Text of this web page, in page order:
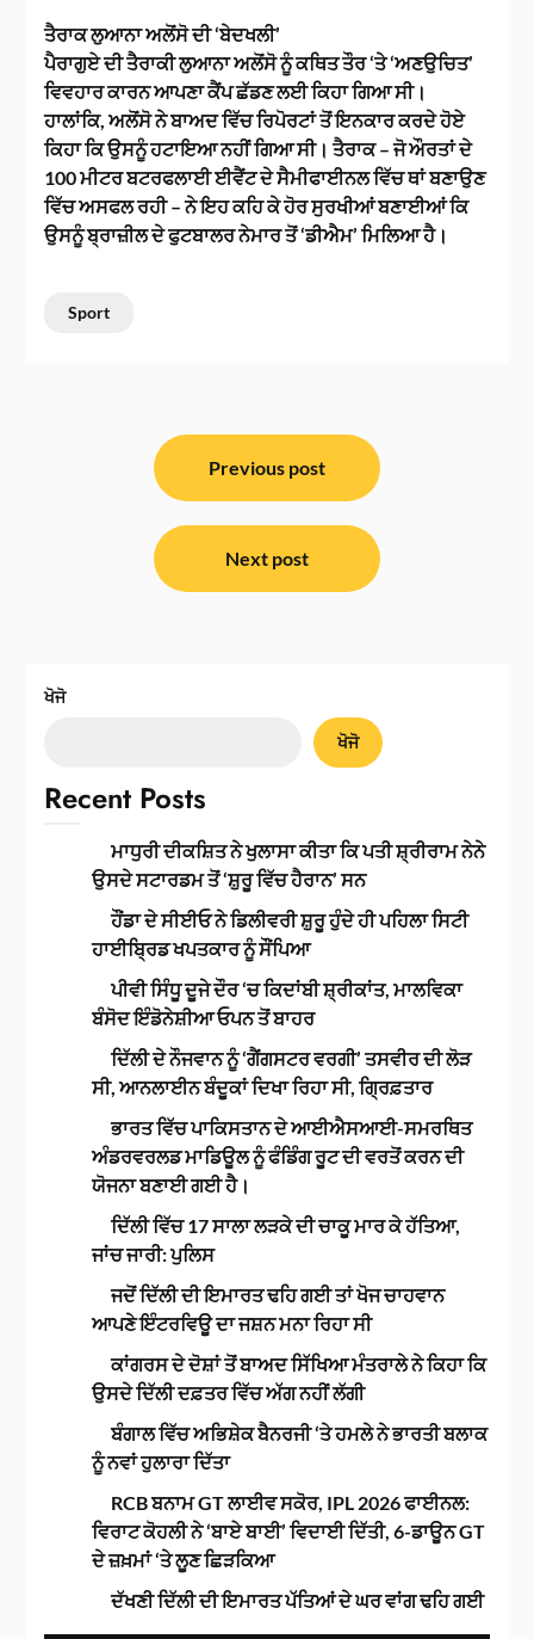
ਤੈਰਾਕ ਲੁਆਨਾ ਅਲੋਂਸੋ ਦੀ ‘ਬੇਦਖਲੀ’
ਪੈਰਾਗੁਏ ਦੀ ਤੈਰਾਕੀ ਲੁਆਨਾ ਅਲੋਂਸੋ ਨੂੰ ਕਥਿਤ ਤੌਰ ‘ਤੇ ‘ਅਣਉਚਿਤ’
ਵਿਵਹਾਰ ਕਾਰਨ ਆਪਣਾ ਕੈਂਪ ਛੱਡਣ ਲਈ ਕਿਹਾ ਗਿਆ ਸੀ।
ਹਾਲਾਂਕਿ, ਅਲੋਂਸੋ ਨੇ ਬਾਅਦ ਵਿੱਚ ਰਿਪੋਰਟਾਂ ਤੋਂ ਇਨਕਾਰ ਕਰਦੇ ਹੋਏ
ਕਿਹਾ ਕਿ ਉਸਨੂੰ ਹਟਾਇਆ ਨਹੀਂ ਗਿਆ ਸੀ। ਤੈਰਾਕ – ਜੋ ਔਰਤਾਂ ਦੇ
100 ਮੀਟਰ ਬਟਰਫਲਾਈ ਈਵੈਂਟ ਦੇ ਸੈਮੀਫਾਈਨਲ ਵਿੱਚ ਥਾਂ ਬਣਾਉਣ
ਵਿੱਚ ਅਸਫਲ ਰਹੀ – ਨੇ ਇਹ ਕਹਿ ਕੇ ਹੋਰ ਸੁਰਖੀਆਂ ਬਣਾਈਆਂ ਕਿ
ਉਸਨੂੰ ਬ੍ਰਾਜ਼ੀਲ ਦੇ ਫੁਟਬਾਲਰ ਨੇਮਾਰ ਤੋਂ ‘ਡੀਐਮ’ ਮਿਲਿਆ ਹੈ।
Sport
Previous post
Next post
ਖੋਜੋ
ਖੋਜੋ
Recent Posts
ਮਾਧੁਰੀ ਦੀਕਸ਼ਿਤ ਨੇ ਖੁਲਾਸਾ ਕੀਤਾ ਕਿ ਪਤੀ ਸ਼੍ਰੀਰਾਮ ਨੇਨੇ
ਉਸਦੇ ਸਟਾਰਡਮ ਤੋਂ ‘ਸ਼ੁਰੂ ਵਿੱਚ ਹੈਰਾਨ’ ਸਨ
ਹੌਂਡਾ ਦੇ ਸੀਈਓ ਨੇ ਡਿਲੀਵਰੀ ਸ਼ੁਰੂ ਹੁੰਦੇ ਹੀ ਪਹਿਲਾ ਸਿਟੀ
ਹਾਈਬ੍ਰਿਡ ਖਪਤਕਾਰ ਨੂੰ ਸੌਂਪਿਆ
ਪੀਵੀ ਸਿੰਧੂ ਦੂਜੇ ਦੌਰ ‘ਚ ਕਿਦਾਂਬੀ ਸ਼੍ਰੀਕਾਂਤ, ਮਾਲਵਿਕਾ
ਬੰਸੋਦ ਇੰਡੋਨੇਸ਼ੀਆ ਓਪਨ ਤੋਂ ਬਾਹਰ
ਦਿੱਲੀ ਦੇ ਨੌਜਵਾਨ ਨੂੰ ‘ਗੈਂਗਸਟਰ ਵਰਗੀ’ ਤਸਵੀਰ ਦੀ ਲੋੜ
ਸੀ, ਆਨਲਾਈਨ ਬੰਦੂਕਾਂ ਦਿਖਾ ਰਿਹਾ ਸੀ, ਗ੍ਰਿਫ਼ਤਾਰ
ਭਾਰਤ ਵਿੱਚ ਪਾਕਿਸਤਾਨ ਦੇ ਆਈਐਸਆਈ-ਸਮਰਥਿਤ
ਅੰਡਰਵਰਲਡ ਮਾਡਿਊਲ ਨੂੰ ਫੰਡਿੰਗ ਰੂਟ ਦੀ ਵਰਤੋਂ ਕਰਨ ਦੀ
ਯੋਜਨਾ ਬਣਾਈ ਗਈ ਹੈ।
ਦਿੱਲੀ ਵਿੱਚ 17 ਸਾਲਾ ਲੜਕੇ ਦੀ ਚਾਕੂ ਮਾਰ ਕੇ ਹੱਤਿਆ,
ਜਾਂਚ ਜਾਰੀ: ਪੁਲਿਸ
ਜਦੋਂ ਦਿੱਲੀ ਦੀ ਇਮਾਰਤ ਢਹਿ ਗਈ ਤਾਂ ਖੋਜ ਚਾਹਵਾਨ
ਆਪਣੇ ਇੰਟਰਵਿਊ ਦਾ ਜਸ਼ਨ ਮਨਾ ਰਿਹਾ ਸੀ
ਕਾਂਗਰਸ ਦੇ ਦੋਸ਼ਾਂ ਤੋਂ ਬਾਅਦ ਸਿੱਖਿਆ ਮੰਤਰਾਲੇ ਨੇ ਕਿਹਾ ਕਿ
ਉਸਦੇ ਦਿੱਲੀ ਦਫ਼ਤਰ ਵਿੱਚ ਅੱਗ ਨਹੀਂ ਲੱਗੀ
ਬੰਗਾਲ ਵਿੱਚ ਅਭਿਸ਼ੇਕ ਬੈਨਰਜੀ ‘ਤੇ ਹਮਲੇ ਨੇ ਭਾਰਤੀ ਬਲਾਕ
ਨੂੰ ਨਵਾਂ ਹੁਲਾਰਾ ਦਿੱਤਾ
RCB ਬਨਾਮ GT ਲਾਈਵ ਸਕੋਰ, IPL 2026 ਫਾਈਨਲ:
ਵਿਰਾਟ ਕੋਹਲੀ ਨੇ ‘ਬਾਏ ਬਾਈ’ ਵਿਦਾਈ ਦਿੱਤੀ, 6-ਡਾਊਨ GT
ਦੇ ਜ਼ਖ਼ਮਾਂ ‘ਤੇ ਲੂਣ ਛਿੜਕਿਆ
ਦੱਖਣੀ ਦਿੱਲੀ ਦੀ ਇਮਾਰਤ ਪੱਤਿਆਂ ਦੇ ਘਰ ਵਾਂਗ ਢਹਿ ਗਈ